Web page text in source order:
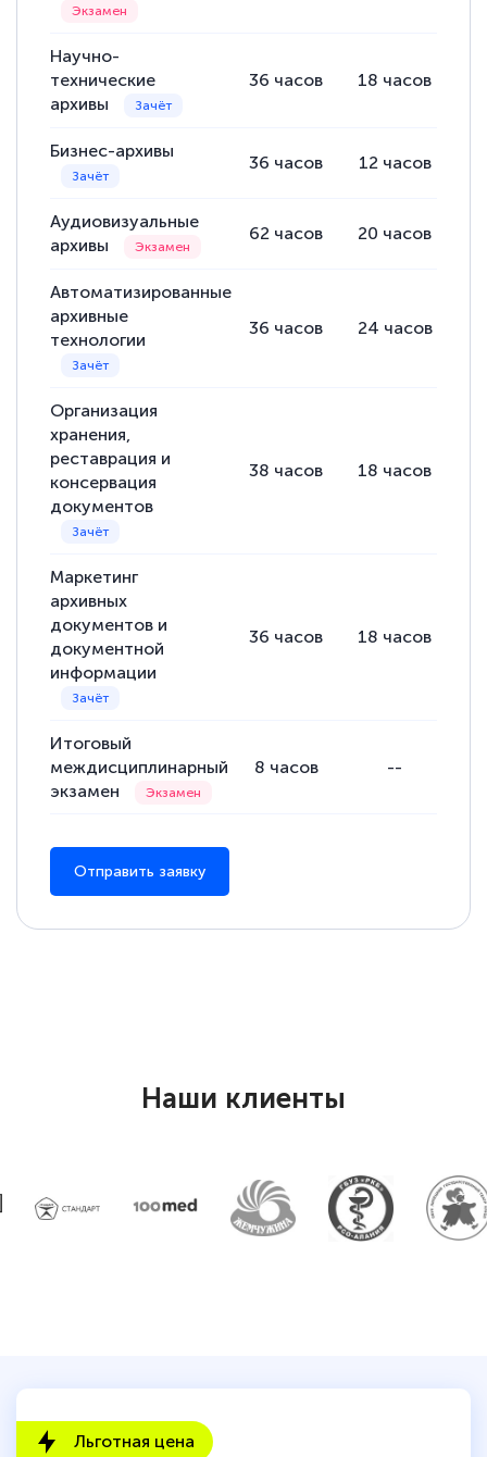
Научно-
технические
архивы
36 часов 18 часов
Бизнес-архивы
36 часов 12 часов
Аудиовизуальные
архивы
62 часов 20 часов
Автоматизированные
архивные
технологии
36 часов 24 часов
Организация
хранения,
реставрация и
консервация
документов
38 часов 18 часов
Маркетинг
архивных
документов и
документной
информации
36 часов 18 часов
Итоговый
междисциплинарный
экзамен
8 часов --
Отправить заявку
Наши клиенты
Льготная цена